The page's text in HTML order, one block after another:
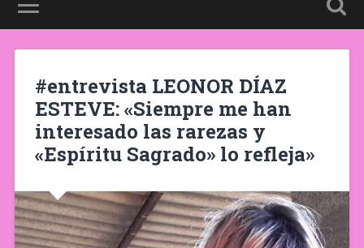
#entrevista LEONOR DÍAZ
ESTEVE: «Siempre me han
interesado las rarezas y
«Espíritu Sagrado» lo refleja»